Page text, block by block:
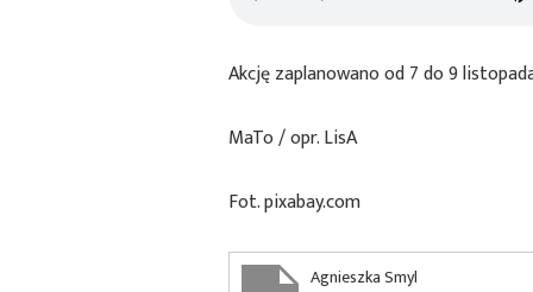
Akcję zaplanowano od 7 do 9
MaTo / opr. LisA
Fot. pixabay.com
Agnieszka Smyl